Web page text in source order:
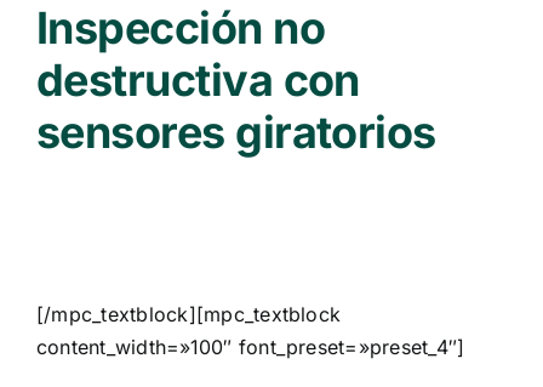
Inspección no
destructiva con
sensores giratorios
[/mpc_textblock][mpc_textblock
content_width=»100″ font_preset=»preset_4″]